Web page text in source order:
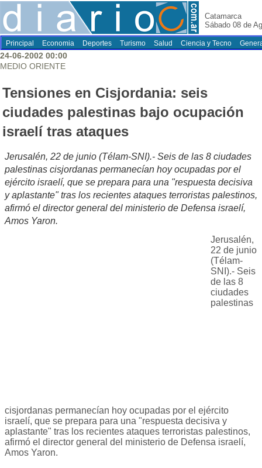
Catamarca
Sábado 08 de
Principal Economia Deportes Turismo Salud Ciencia y Tecno
24-06-2002 00:00
MEDIO ORIENTE
Tensiones en Cisjordania: seis
ciudades palestinas bajo ocupación
israelí tras ataques
Jerusalén, 22 de junio (Télam-SNI).- Seis de las 8 ciudades
palestinas cisjordanas permanecían hoy ocupadas por el
ejército israelí, que se prepara para una "respuesta decisiva
y aplastante" tras los recientes ataques terroristas palestinos,
afirmó el director general del ministerio de Defensa israelí,
Amos Yaron.
Jerusalén,
22 de junio
(Télam-
SNI).- Seis
de las 8
ciudades
palestinas
cisjordanas permanecían hoy ocupadas por el ejército
israelí, que se prepara para una "respuesta decisiva y
aplastante" tras los recientes ataques terroristas palestinos,
afirmó el director general del ministerio de Defensa israelí,
Amos Yaron.